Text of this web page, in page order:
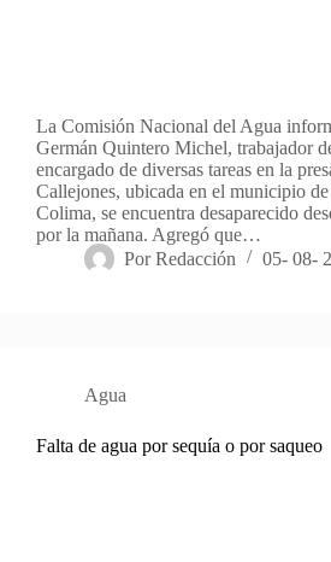
La Comisión Nacional del Agua
Germán Quintero Michel, trabajador
encargado de diversas tareas en la
Callejones, ubicada en el municipio
Colima, se encuentra desaparecido
por la mañana. Agregó que…
Por Redacción 05- 08-
Agua
Falta de agua por sequía o por saqueo